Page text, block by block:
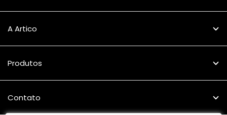
A Artico
Produtos
Contato